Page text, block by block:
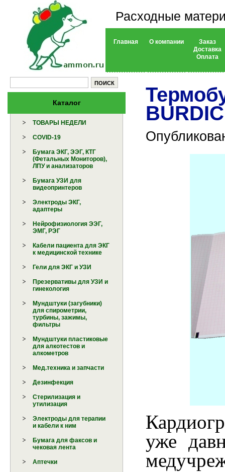
Расходные
Главная О компании
Заказ
Доставка
Оплата
Каталог
ТОВАРЫ НЕДЕЛИ
COVID-19
Бумага ЭКГ, ЭЭГ, КТГ
(Фетальных Мониторов),
ЛПУ и анализаторов
Бумага УЗИ для
видеопринтеров
Электроды ЭКГ,
адаптеры
Нейрофизиология ЭЭГ,
ЭМГ, РЭГ
Кабели пациента для ЭКГ
к медицинской технике
Гели для ЭКГ и УЗИ
Презервативы для УЗИ и
гинекология
Мундштуки (загубники)
для спирометрии,
турбины, зажимы,
фильтры
Мундштуки пластиковые
для алкотестов и
алкометров
Мед.техника и запчасти
Дезинфекция
Стерилизация и
утилизация
Электроды для терапии
и кабели к ним
Бумага для факсов и
чековая лента
Аптечки
уже